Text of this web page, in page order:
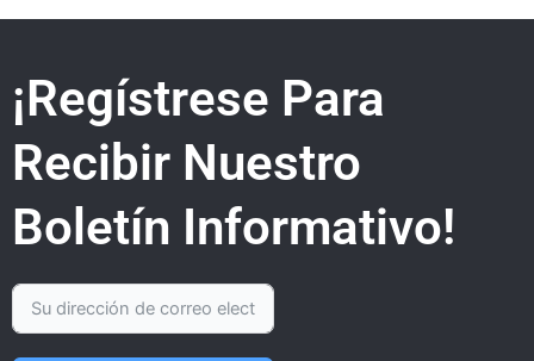
¡Regístrese Para
Recibir Nuestro
Boletín Informativo!